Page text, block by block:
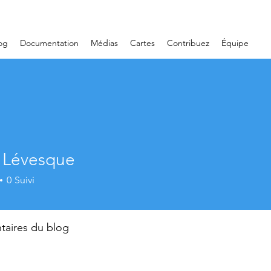
Documentation Médias Cartes Contribuez Équipe
0 Suivi
du blog